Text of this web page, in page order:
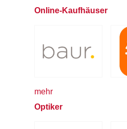
Online-Kaufhäuser
mehr
Optiker